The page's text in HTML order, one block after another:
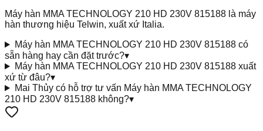
Máy hàn MMA TECHNOLOGY 210 HD 230V 815188 là máy
hàn thương hiệu Telwin, xuất xứ Italia.
Máy hàn MMA TECHNOLOGY 210 HD 230V 815188 có
sẵn hàng hay cần đặt trước?▾
Máy hàn MMA TECHNOLOGY 210 HD 230V 815188 xuất
xứ từ đâu?▾
Mai Thủy có hỗ trợ tư vấn Máy hàn MMA TECHNOLOGY
210 HD 230V 815188 không?▾